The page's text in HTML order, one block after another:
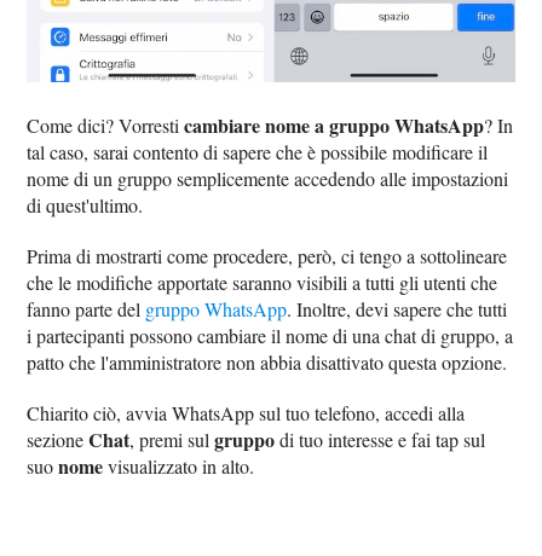
Come dici? Vorresticambiare nome a gruppo WhatsApp? In
tal caso, sarai contento di sapere che è possibile modificare il
nome di un gruppo semplicemente accedendo alle impostazioni
di quest'ultimo.
Prima di mostrarti come procedere, però, ci tengo a sottolineare
che le modifiche apportate saranno visibili a tutti gli utenti che
fanno parte del gruppo WhatsApp. Inoltre, devi sapere che tutti
i partecipanti possono cambiare il nome di una chat di gruppo, a
patto che l'amministratore non abbia disattivato questa opzione.
Chiarito ciò, avvia WhatsApp sul tuo telefono, accedi alla
sezioneChat, premi sulgruppodi tuo interesse e fai tap sul
suonomevisualizzato in alto.